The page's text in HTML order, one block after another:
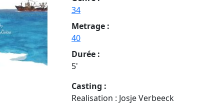
34
Metrage :
40
Durée :
5'
Casting :
Realisation : Josje Verbeeck